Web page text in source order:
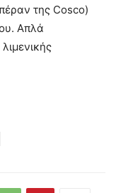
της Cosco)
Απλά